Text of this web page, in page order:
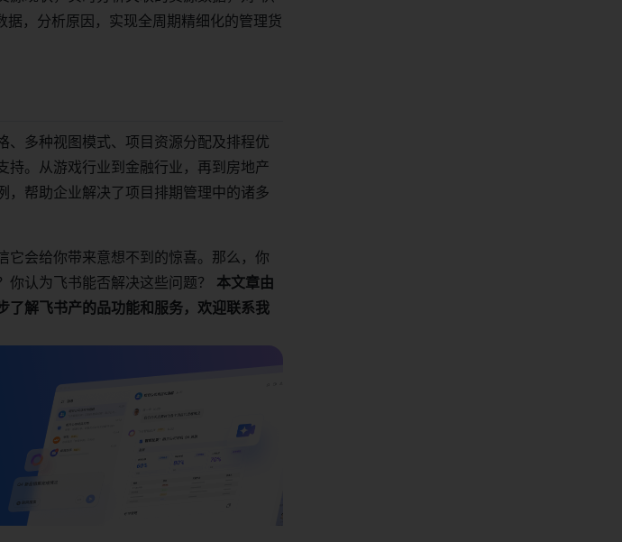
据，分析原因，实现全周期精细化的管理货
、多种视图模式、项目资源分配及排程优
持。从游戏行业到金融行业，再到房地产
，帮助企业解决了项目排期管理中的诸多
它会给你带来意想不到的惊喜。那么，你
认为飞书能否解决这些问题？ 本文章由
了解飞书产的品功能和服务，欢迎联系我